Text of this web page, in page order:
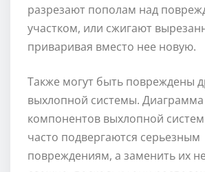
разрезают пополам над
участком, или сжигают
приваривая вместо нее новую.
Также могут быть повреждены
выхлопной системы.
компонентов выхлопной
часто подвергаются серьезным
повреждениям, а заменить их